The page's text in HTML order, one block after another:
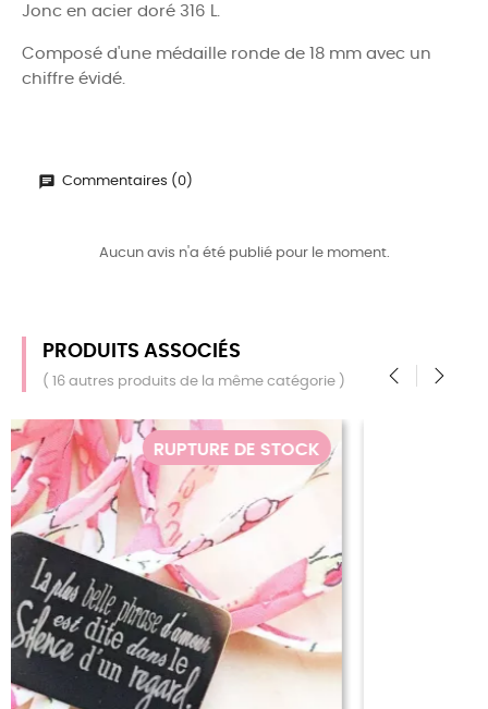
Jonc en acier doré 316 L.
Composé d'une médaille ronde de 18 mm avec un
chiffre évidé.
Commentaires (0)
Aucun avis n'a été publié pour le moment.
PRODUITS ASSOCIÉS
( 16 autres produits de la même catégorie )
RUPTURE DE STOCK